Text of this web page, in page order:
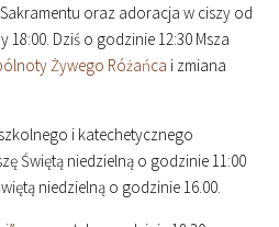
oraz adoracja w ciszy od
18:00. Dziś o godzinie12:30 Msza
Żywego Różańca i zmiana
i katechetycznego
Świętą niedzielną o godzinie11:00
niedzielną o godzinie 16.00.